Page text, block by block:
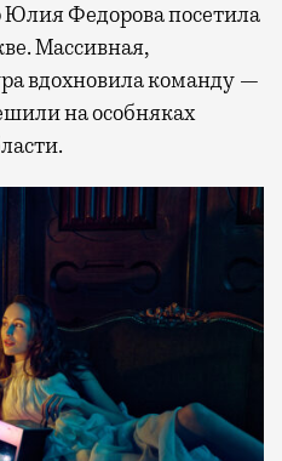
Федорова посетила
Массивная,
вдохновила команду —
на особняках